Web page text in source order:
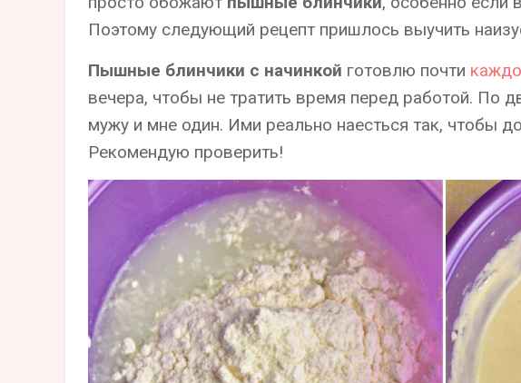
Поэтому следующий рецепт пришлось выучить
Пышные блинчики с начинкой готовлю почти
вечера, чтобы не тратить время перед работой. По
мужу и мне один. Ими реально наесться так, чтобы
Рекомендую проверить!